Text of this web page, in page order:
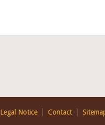
Legal Notice Contact